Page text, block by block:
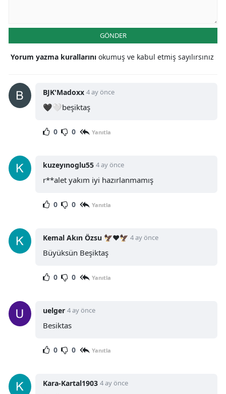
GÖNDER
Yorum yazma kurallarını okumuş ve kabul etmiş sayılırsınız
BJK'Madoxx 4 ay önce
🖤🤍beşiktaş
0 0 Yanıtla
kuzeyınoglu55 4 ay önce
r**alet yakım iyi hazırlanmamış
0 0 Yanıtla
Kemal Akın Özsu 🦅❤️🦅 4 ay önce
Büyüksün Beşiktaş
0 0 Yanıtla
uelger 4 ay önce
Besiktas
0 0 Yanıtla
Kara-Kartal1903 4 ay önce